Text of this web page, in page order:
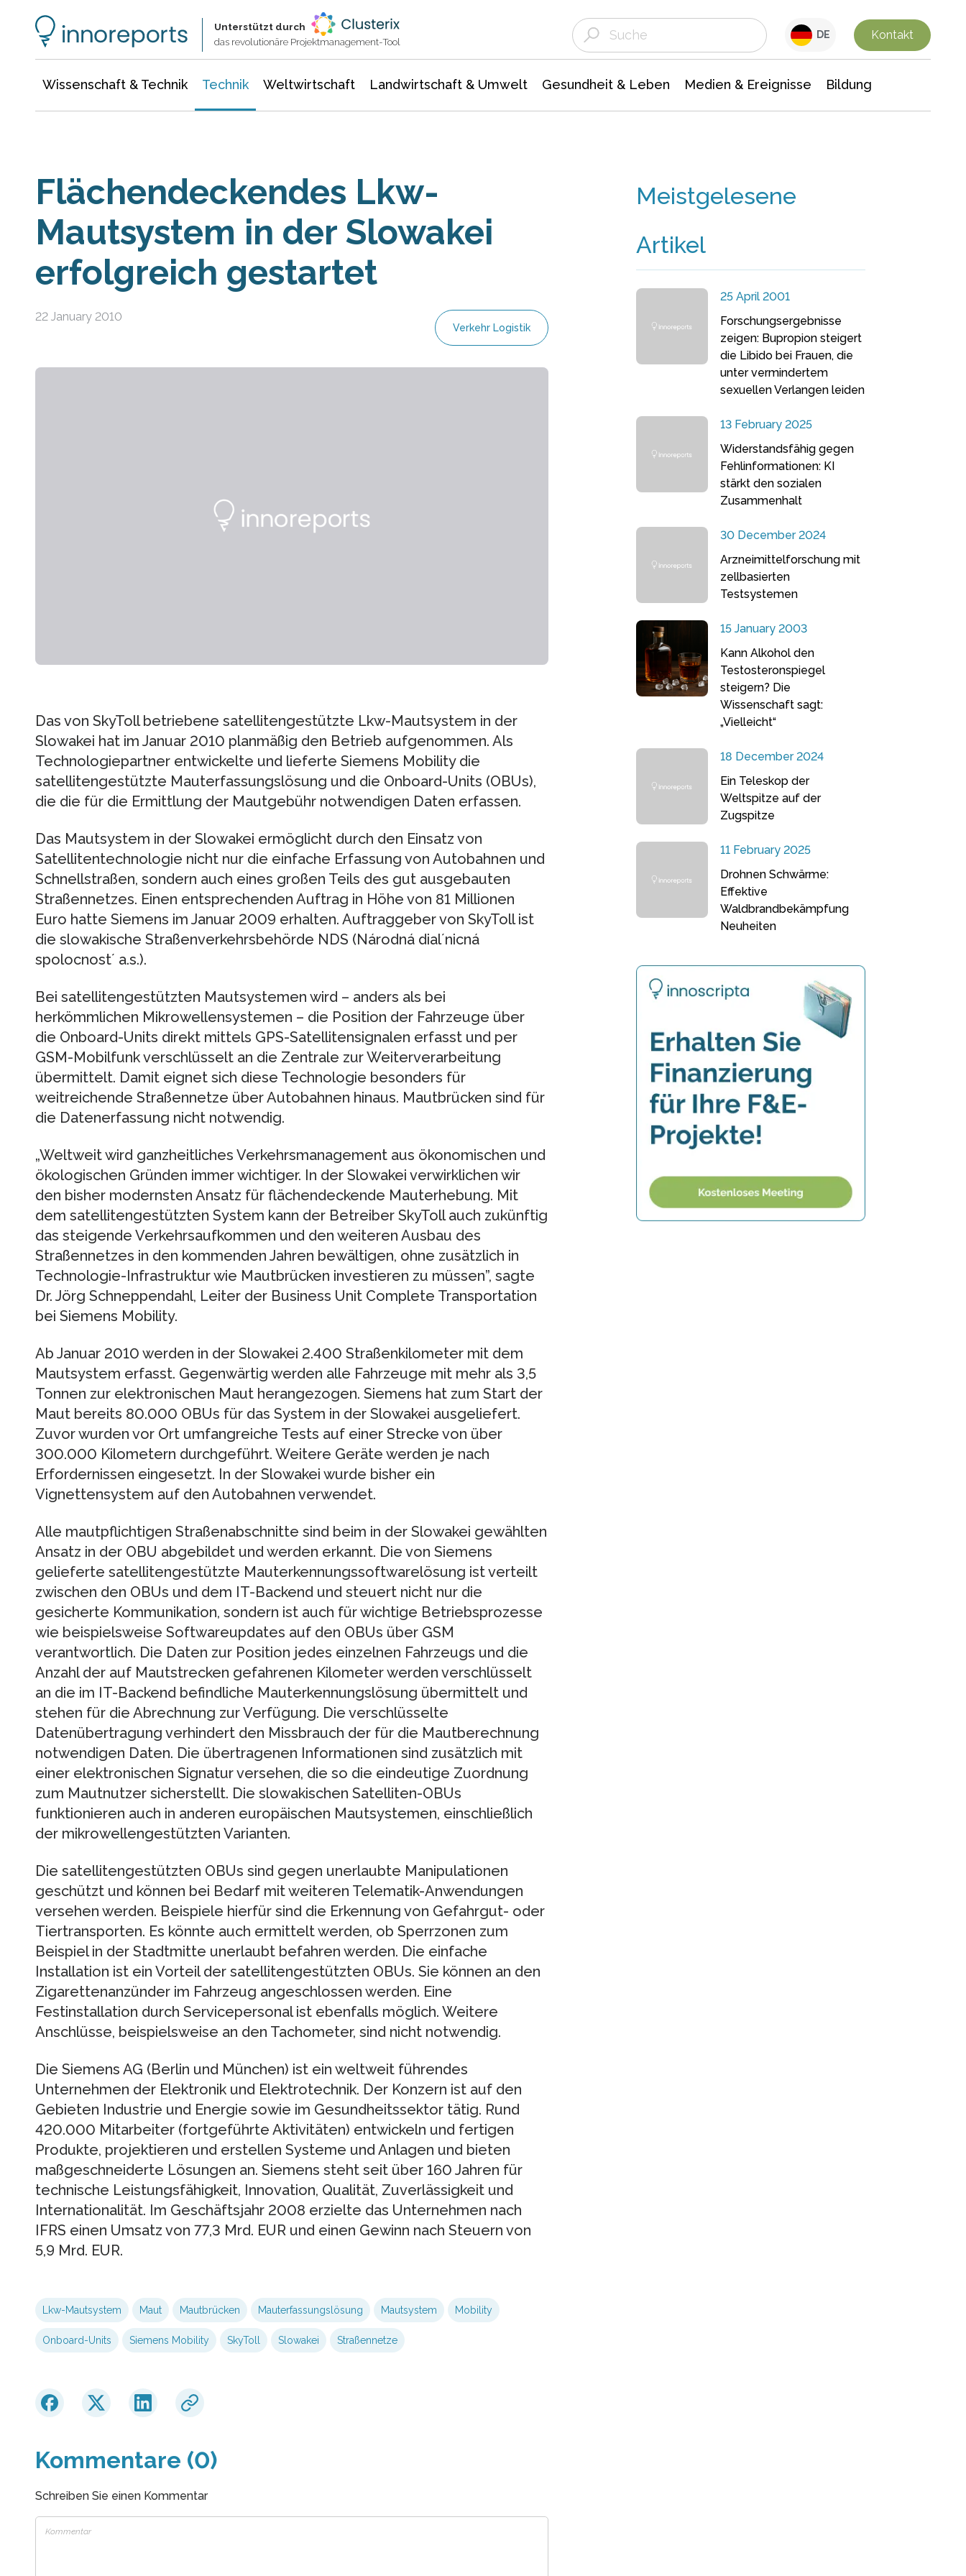
Unterstützt durch
das revolutionäre Projektmanagement-Tool
DE Kontakt
Wissenschaft & Technik Technik Weltwirtschaft Landwirtschaft & Umwelt Gesundheit & Leben Medien & Ereignisse Bildung
Flächendeckendes Lkw-
Mautsystem in der Slowakei
erfolgreich gestartet
22 January 2010
Verkehr Logistik
Das von SkyToll betriebene satellitengestützte Lkw-Mautsystem in der
Slowakei hat im Januar 2010 planmäßig den Betrieb aufgenommen. Als
Technologiepartner entwickelte und lieferte Siemens Mobility die
satellitengestützte Mauterfassungslösung und die Onboard-Units (OBUs),
die die für die Ermittlung der Mautgebühr notwendigen Daten erfassen.
Das Mautsystem in der Slowakei ermöglicht durch den Einsatz von
Satellitentechnologie nicht nur die einfache Erfassung von Autobahnen und
Schnellstraßen, sondern auch eines großen Teils des gut ausgebauten
Straßennetzes. Einen entsprechenden Auftrag in Höhe von 81 Millionen
Euro hatte Siemens im Januar 2009 erhalten. Auftraggeber von SkyToll ist
die slowakische Straßenverkehrsbehörde NDS (Národná dial´nicná
spolocnost´ a.s.).
Bei satellitengestützten Mautsystemen wird – anders als bei
herkömmlichen Mikrowellensystemen – die Position der Fahrzeuge über
die Onboard-Units direkt mittels GPS-Satellitensignalen erfasst und per
GSM-Mobilfunk verschlüsselt an die Zentrale zur Weiterverarbeitung
übermittelt. Damit eignet sich diese Technologie besonders für
weitreichende Straßennetze über Autobahnen hinaus. Mautbrücken sind für
die Datenerfassung nicht notwendig.
„Weltweit wird ganzheitliches Verkehrsmanagement aus ökonomischen und
ökologischen Gründen immer wichtiger. In der Slowakei verwirklichen wir
den bisher modernsten Ansatz für flächendeckende Mauterhebung. Mit
dem satellitengestützten System kann der Betreiber SkyToll auch zukünftig
das steigende Verkehrsaufkommen und den weiteren Ausbau des
Straßennetzes in den kommenden Jahren bewältigen, ohne zusätzlich in
Technologie-Infrastruktur wie Mautbrücken investieren zu müssen”, sagte
Dr. Jörg Schneppendahl, Leiter der Business Unit Complete Transportation
bei Siemens Mobility.
Ab Januar 2010 werden in der Slowakei 2.400 Straßenkilometer mit dem
Mautsystem erfasst. Gegenwärtig werden alle Fahrzeuge mit mehr als 3,5
Tonnen zur elektronischen Maut herangezogen. Siemens hat zum Start der
Maut bereits 80.000 OBUs für das System in der Slowakei ausgeliefert.
Zuvor wurden vor Ort umfangreiche Tests auf einer Strecke von über
300.000 Kilometern durchgeführt. Weitere Geräte werden je nach
Erfordernissen eingesetzt. In der Slowakei wurde bisher ein
Vignettensystem auf den Autobahnen verwendet.
Alle mautpflichtigen Straßenabschnitte sind beim in der Slowakei gewählten
Ansatz in der OBU abgebildet und werden erkannt. Die von Siemens
gelieferte satellitengestützte Mauterkennungssoftwarelösung ist verteilt
zwischen den OBUs und dem IT-Backend und steuert nicht nur die
gesicherte Kommunikation, sondern ist auch für wichtige Betriebsprozesse
wie beispielsweise Softwareupdates auf den OBUs über GSM
verantwortlich. Die Daten zur Position jedes einzelnen Fahrzeugs und die
Anzahl der auf Mautstrecken gefahrenen Kilometer werden verschlüsselt
an die im IT-Backend befindliche Mauterkennungslösung übermittelt und
stehen für die Abrechnung zur Verfügung. Die verschlüsselte
Datenübertragung verhindert den Missbrauch der für die Mautberechnung
notwendigen Daten. Die übertragenen Informationen sind zusätzlich mit
einer elektronischen Signatur versehen, die so die eindeutige Zuordnung
zum Mautnutzer sicherstellt. Die slowakischen Satelliten-OBUs
funktionieren auch in anderen europäischen Mautsystemen, einschließlich
der mikrowellengestützten Varianten.
Die satellitengestützten OBUs sind gegen unerlaubte Manipulationen
geschützt und können bei Bedarf mit weiteren Telematik-Anwendungen
versehen werden. Beispiele hierfür sind die Erkennung von Gefahrgut- oder
Tiertransporten. Es könnte auch ermittelt werden, ob Sperrzonen zum
Beispiel in der Stadtmitte unerlaubt befahren werden. Die einfache
Installation ist ein Vorteil der satellitengestützten OBUs. Sie können an den
Zigarettenanzünder im Fahrzeug angeschlossen werden. Eine
Festinstallation durch Servicepersonal ist ebenfalls möglich. Weitere
Anschlüsse, beispielsweise an den Tachometer, sind nicht notwendig.
Die Siemens AG (Berlin und München) ist ein weltweit führendes
Unternehmen der Elektronik und Elektrotechnik. Der Konzern ist auf den
Gebieten Industrie und Energie sowie im Gesundheitssektor tätig. Rund
420.000 Mitarbeiter (fortgeführte Aktivitäten) entwickeln und fertigen
Produkte, projektieren und erstellen Systeme und Anlagen und bieten
maßgeschneiderte Lösungen an. Siemens steht seit über 160 Jahren für
technische Leistungsfähigkeit, Innovation, Qualität, Zuverlässigkeit und
Internationalität. Im Geschäftsjahr 2008 erzielte das Unternehmen nach
IFRS einen Umsatz von 77,3 Mrd. EUR und einen Gewinn nach Steuern von
5,9 Mrd. EUR.
Lkw-Mautsystem Maut Mautbrücken Mauterfassungslösung Mautsystem Mobility
Onboard-Units Siemens Mobility SkyToll Slowakei Straßennetze
Kommentare (0)
Schreiben Sie einen Kommentar
Meistgelesene
Artikel
25 April 2001
Forschungsergebnisse
zeigen: Bupropion steigert
die Libido bei Frauen, die
unter vermindertem
sexuellen Verlangen leiden
13 February 2025
Widerstandsfähig gegen
Fehlinformationen: KI
stärkt den sozialen
Zusammenhalt
30 December 2024
Arzneimittelforschung mit
zellbasierten
Testsystemen
15 January 2003
Kann Alkohol den
Testosteronspiegel
steigern? Die
Wissenschaft sagt:
„Vielleicht“
18 December 2024
Ein Teleskop der
Weltspitze auf der
Zugspitze
11 February 2025
Drohnen Schwärme:
Effektive
Waldbrandbekämpfung
Neuheiten